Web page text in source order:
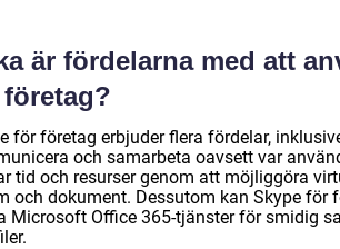
är fördelarna med att
för företag erbjuder flera fördelar,
och samarbeta oavsett var
tid och resurser genom att möjliggöra
och dokument. Dessutom kan Skype för
Microsoft Office 365-tjänster för smidig